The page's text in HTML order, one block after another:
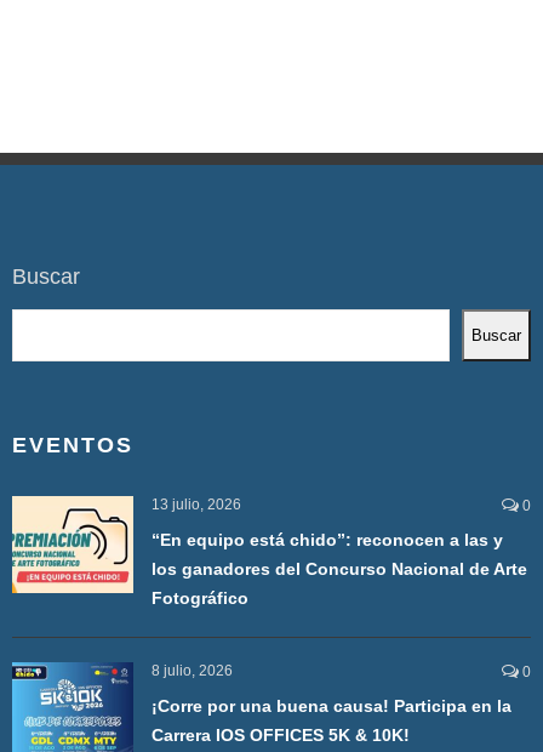
Buscar
Buscar
EVENTOS
13 julio, 2026 0
“En equipo está chido”: reconocen a las y
los ganadores del Concurso Nacional de Arte
Fotográfico
8 julio, 2026 0
¡Corre por una buena causa! Participa en la
Carrera IOS OFFICES 5K & 10K!